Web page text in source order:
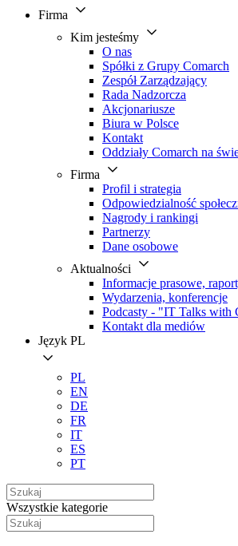
Firma
Kim jesteśmy
O nas
Spółki z Grupy Comarch
Zespół Zarządzający
Rada Nadzorcza
Akcjonariusze
Biura w Polsce
Kontakt
Oddziały Comarch na
Firma
Profil i strategia
Odpowiedzialność
Nagrody i rankingi
Partnerzy
Dane osobowe
Aktualności
Informacje prasowe,
Wydarzenia, konferencje
Podcasty - "IT Talks with
Kontakt dla mediów
Język PL
PL
EN
DE
FR
IT
ES
PT
Wszystkie kategorie